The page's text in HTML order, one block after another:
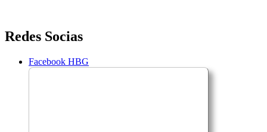
Saltar
para
conteúdo
Redes Socias
Facebook HBG